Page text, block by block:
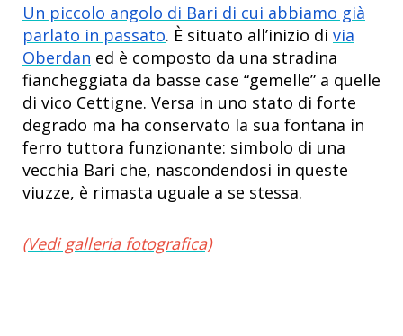
Un piccolo angolo di Bari di cui abbiamo già
parlato in passato. È situato all’inizio di via
Oberdan ed è composto da una stradina
fiancheggiata da basse case “gemelle” a quelle
di vico Cettigne. Versa in uno stato di forte
degrado ma ha conservato la sua fontana in
ferro tuttora funzionante: simbolo di una
vecchia Bari che, nascondendosi in queste
viuzze, è rimasta uguale a se stessa.
(Vedi galleria fotografica)